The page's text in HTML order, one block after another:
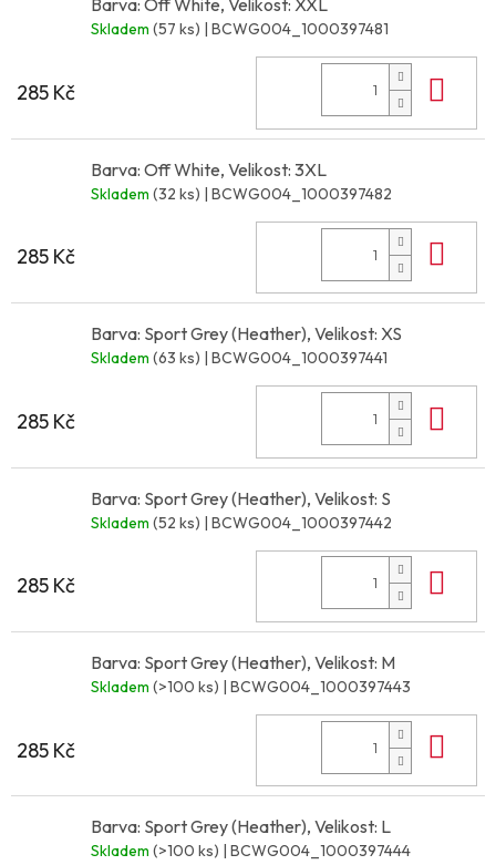
Barva: Off White, Velikost: XXL
Skladem (57 ks) | BCWG004_1000397481
285 Kč
Barva: Off White, Velikost: 3XL
Skladem (32 ks) | BCWG004_1000397482
285 Kč
Barva: Sport Grey (Heather), Velikost: XS
Skladem (63 ks) | BCWG004_1000397441
285 Kč
Barva: Sport Grey (Heather), Velikost: S
Skladem (52 ks) | BCWG004_1000397442
285 Kč
Barva: Sport Grey (Heather), Velikost: M
Skladem (>100 ks) | BCWG004_1000397443
285 Kč
Barva: Sport Grey (Heather), Velikost: L
Skladem (>100 ks) | BCWG004_1000397444